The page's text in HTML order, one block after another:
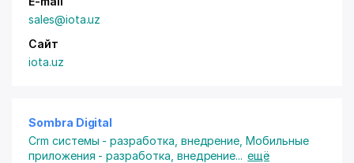
sales@iota.uz
Сайт
iota.uz
Sombra Digital
Crm системы - разработка, внедрение ,Мобильные
приложения - разработка, внедрение... ещё